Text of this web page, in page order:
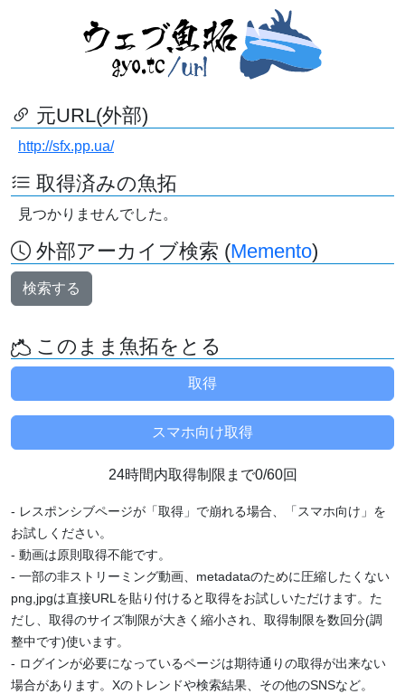
元URL(外部)
http://sfx.pp.ua/
取得済みの魚拓
見つかりませんでした。
外部アーカイブ検索 (Memento)
検索する
このまま魚拓をとる
24時間内取得制限まで0/60回
- レスポンシブページが「取得」で崩れる場合、「スマホ向け」を
お試しください。
- 動画は原則取得不能です。
- 一部の非ストリーミング動画、metadataのために圧縮したくない
png,jpgは直接URLを貼り付けると取得をお試しいただけます。た
だし、取得のサイズ制限が大きく縮小され、取得制限を数回分(調
整中です)使います。
- ログインが必要になっているページは期待通りの取得が出来ない
場合があります。Xのトレンドや検索結果、その他のSNSなど。